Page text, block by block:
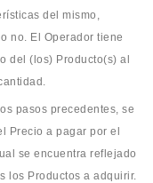
del mismo,
no. El Operador tiene
del (los) Producto(s) al
pasos precedentes, se
Precio a pagar por el
se encuentra reflejado
los Productos a adquirir.